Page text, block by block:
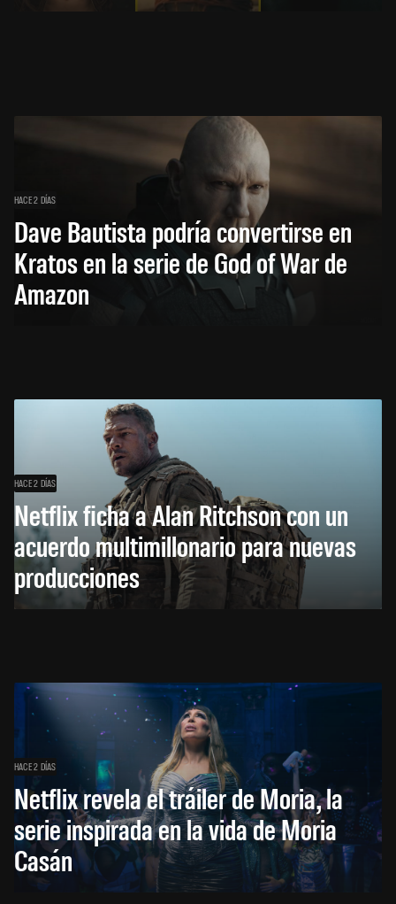
HACE 2 DÍAS
Dave Bautista podría convertirse en
Kratos en la serie de God of War de
Amazon
HACE 2 DÍAS
Netflix ficha a Alan Ritchson con un
acuerdo multimillonario para nuevas
producciones
HACE 2 DÍAS
Netflix revela el tráiler de Moria, la
serie inspirada en la vida de Moria
Casán